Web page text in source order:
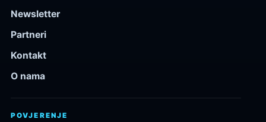
Newsletter
Partneri
Kontakt
O nama
POVJERENJE